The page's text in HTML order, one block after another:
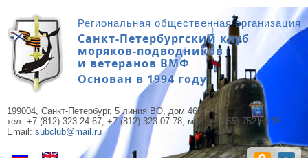
Региональная общественная организация
Санкт-Петербургский клуб
моряков-подводников
и ветеранов ВМФ
Основан в 1994 году
199004, Санкт-Петербург, 5 линия ВО, дом 46Б,
тел. +7 (812) 323-24-67, +7 (812) 323-07-78, моб. +7(965) 752-63-25.
Email: subclub@mail.ru